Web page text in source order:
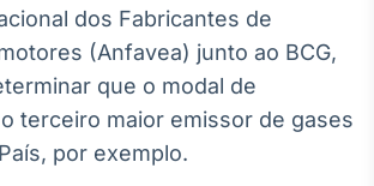
Wallboard
Conteúdos e
dados para
displays e telas
Broadcast
dos Fabricantes de
(Anfavea) junto ao BCG,
que o modal de
terceiro maior emissor de gases
por exemplo.